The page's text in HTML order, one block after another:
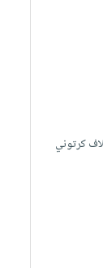
كرتوني